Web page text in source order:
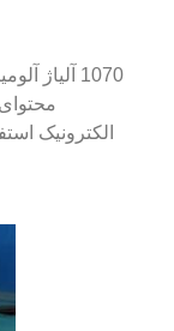
الکترونیک